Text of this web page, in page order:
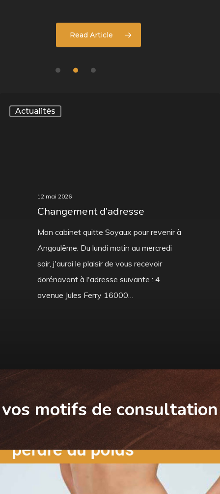
Read Article
Actualités
12 mai 2026
Changement d’adresse
Mon cabinet quitte Soyaux pour revenir à
Angoulême. Du lundi matin au mercredi
soir, j'aurai le plaisir de vous recevoir
dorénavant à l'adresse suivante : 4
avenue Jules Ferry 16000…
vos motifs de consultation